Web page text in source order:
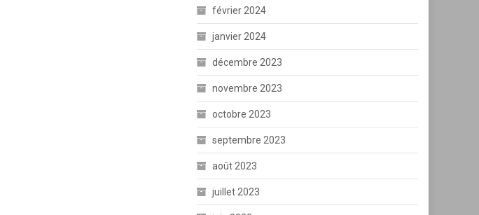
février 2024
janvier 2024
décembre 2023
novembre 2023
octobre 2023
septembre 2023
août 2023
juillet 2023